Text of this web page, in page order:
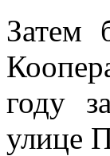
Затем
году
улице